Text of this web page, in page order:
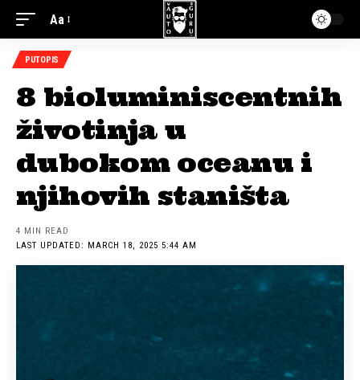
Aa
PUTOPIS
8 bioluminiscentnih
životinja u
dubokom oceanu i
njihovih staništa
LAST UPDATED: MARCH 18, 2025 5:44 AM
4 MIN READ